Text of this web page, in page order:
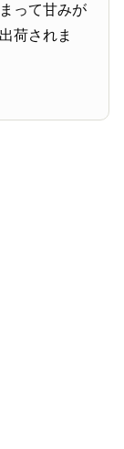
って甘みが
荷されま